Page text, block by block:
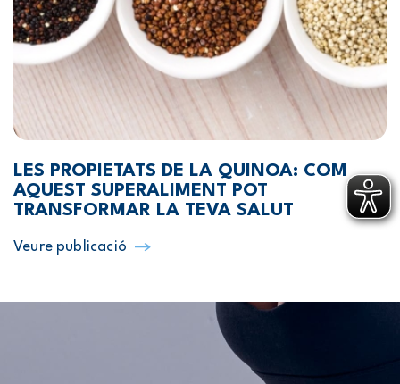
LES PROPIETATS DE LA QUINOA: COM
AQUEST SUPERALIMENT POT
TRANSFORMAR LA TEVA SALUT
Veure publicació